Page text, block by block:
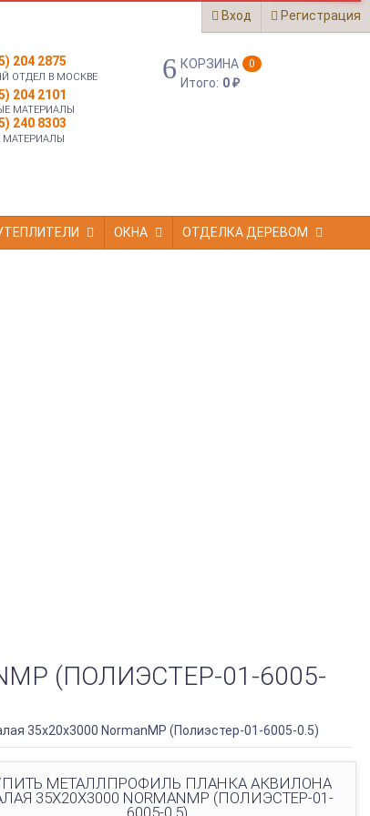
Вход Регистрация
204 2875
ОТДЕЛ В МОСКВЕ
204 2101
МАТЕРИАЛЫ
240 8303
КОРЗИНА 0
Итого: 0₽
ОКНА ОТДЕЛКА ДЕРЕВОМ
(ПОЛИЭСТЕР-01-6005-
35х20х3000 NormanMP (Полиэстер-01-6005-0.5)
МЕТАЛЛПРОФИЛЬ ПЛАНКА АКВИЛОНА
35Х20Х3000 NORMANMP (ПОЛИЭСТЕР-01-
6005-0.5)